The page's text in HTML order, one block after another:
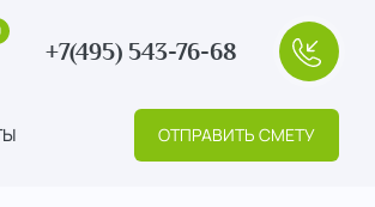
+7(495) 543-76-68
ОТПРАВИТЬ СМЕТУ